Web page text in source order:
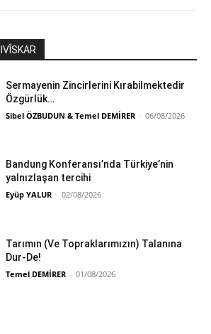
Sermayenin Zincirlerini Kırabilmektedir
Özgürlük…
Sibel ÖZBUDUN & Temel DEMİRER - 06/08/2026
Bandung Konferansı’nda Türkiye’nin
yalnızlaşan tercihi
Eyüp YALUR - 02/08/2026
Tarımın (Ve Topraklarımızın) Talanına
Dur-De!
Temel DEMİRER - 01/08/2026